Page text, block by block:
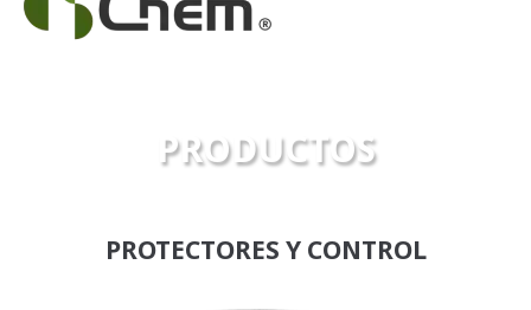
PRODUCTOS
PROTECTORES Y CONTROL